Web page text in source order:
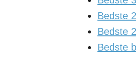
Bedste
Bedste
Bedste